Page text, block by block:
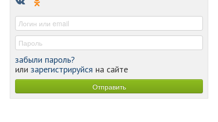
-
забыли пароль?
или зарегистрируйся на сайте